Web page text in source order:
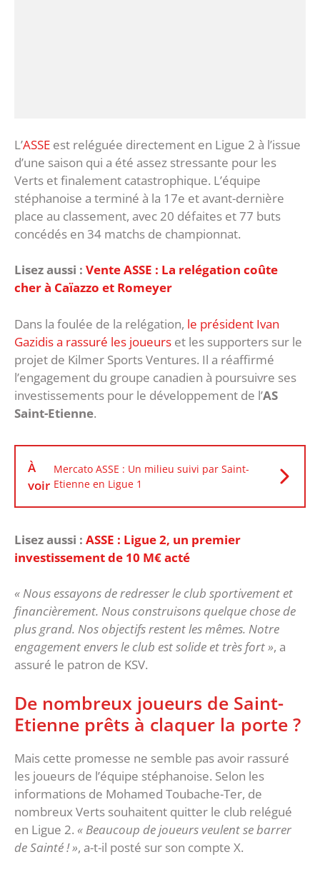
L’ASSE est reléguée directement en Ligue 2 à l’issue
d’une saison qui a été assez stressante pour les
Verts et finalement catastrophique. L’équipe
stéphanoise a terminé à la 17e et avant-dernière
place au classement, avec 20 défaites et 77 buts
concédés en 34 matchs de championnat.
Lisez aussi : Vente ASSE : La relégation coûte
cher à Caïazzo et Romeyer
Dans la foulée de la relégation, le président Ivan
Gazidis a rassuré les joueurs et les supporters sur le
projet de Kilmer Sports Ventures. Il a réaffirmé
l’engagement du groupe canadien à poursuivre ses
investissements pour le développement de l’AS
Saint-Etienne.
À
voir
Mercato ASSE : Un milieu suivi par Saint-
Etienne en Ligue 1
Lisez aussi : ASSE : Ligue 2, un premier
investissement de 10 M€ acté
« Nous essayons de redresser le club sportivement et
financièrement. Nous construisons quelque chose de
plus grand. Nos objectifs restent les mêmes. Notre
engagement envers le club est solide et très fort », a
assuré le patron de KSV.
De nombreux joueurs de Saint-
Etienne prêts à claquer la porte ?
Mais cette promesse ne semble pas avoir rassuré
les joueurs de l’équipe stéphanoise. Selon les
informations de Mohamed Toubache-Ter, de
nombreux Verts souhaitent quitter le club relégué
en Ligue 2. « Beaucoup de joueurs veulent se barrer
de Sainté ! », a-t-il posté sur son compte X.